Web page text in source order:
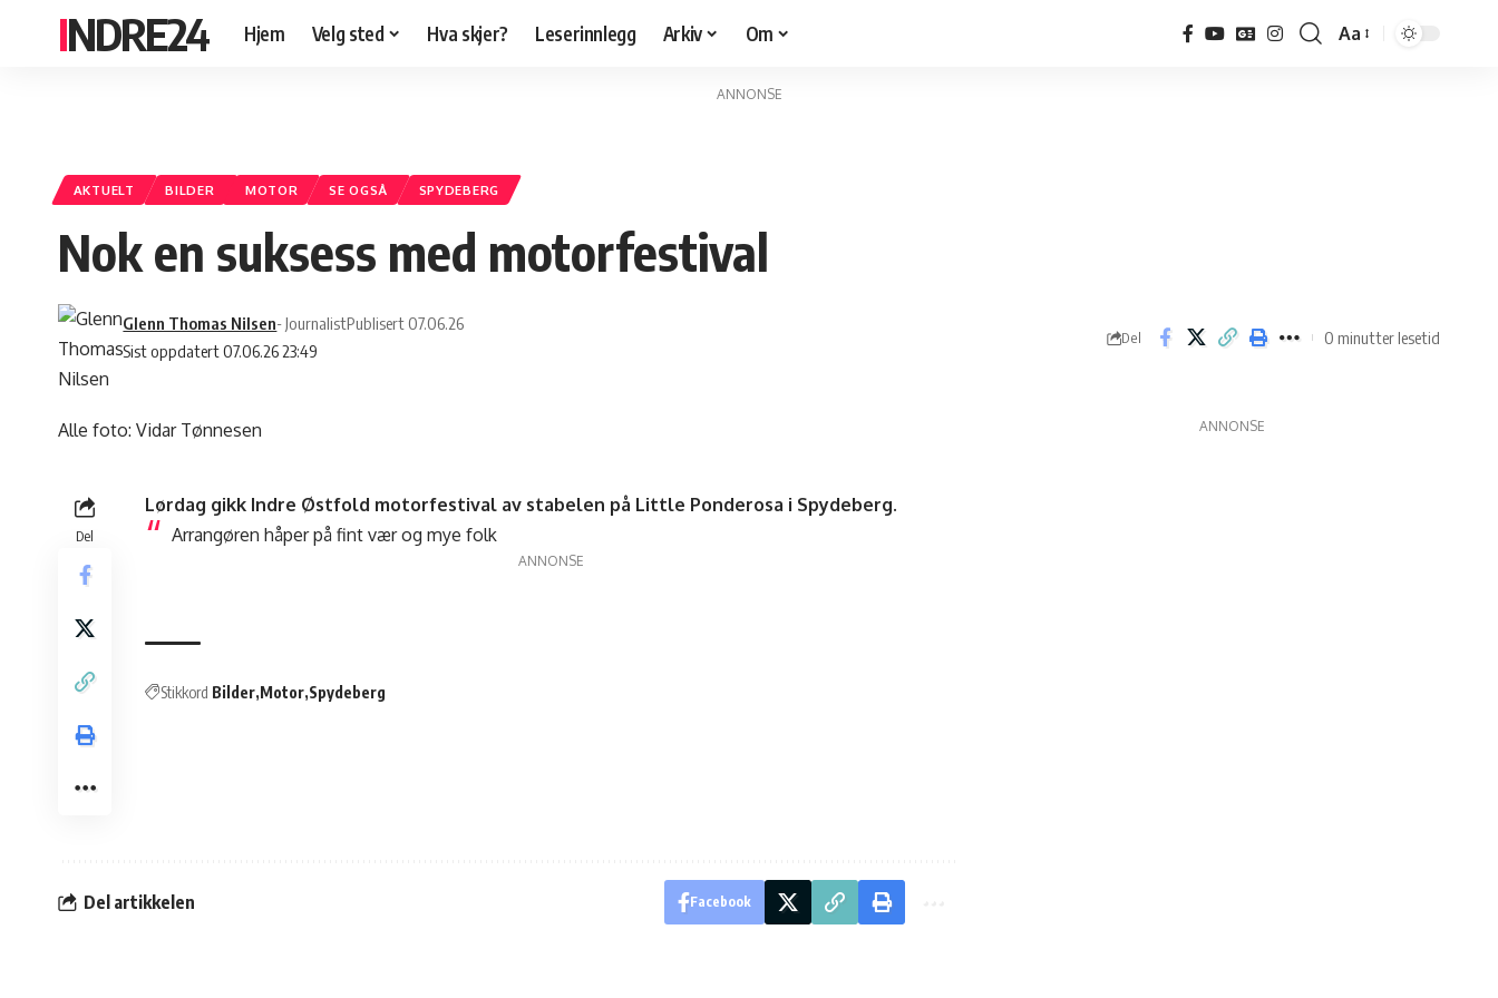
INDRE24 Hjem Velg sted Hva skjer? Leserinnlegg Arkiv Om
Endre
Aa
ANNONSE
AKTUELT BILDER MOTOR SE OGSÅ SPYDEBERG
Nok en suksess med motorfestival
Sist oppdatert 07.06.26 23:49
Glenn Thomas Nilsen- JournalistPublisert 07.06.26
Del 0 minutter lesetid
Alle foto: Vidar Tønnesen
Del
Lørdag gikk Indre Østfold motorfestival av stabelen på Little Ponderosa i Spydeberg.
Arrangøren håper på fint vær og mye folk
ANNONSE
Stikkord Bilder Motor Spydeberg
Del artikkelen Facebook
ANNONSE